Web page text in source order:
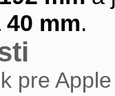
mm.
pre